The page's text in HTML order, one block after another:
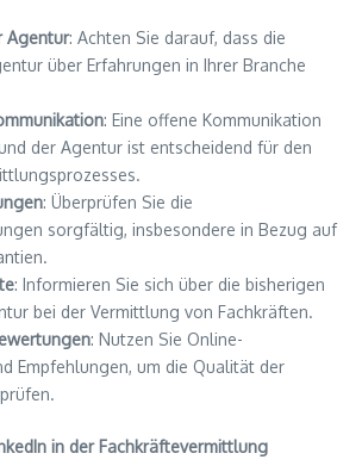
Agentur: Achten Sie darauf, dass die
über Erfahrungen in Ihrer Branche
: Eine offene Kommunikation
der Agentur ist entscheidend für den
: Überprüfen Sie die
sorgfältig, insbesondere in Bezug auf
: Informieren Sie sich über die bisherigen
bei der Vermittlung von Fachkräften.
: Nutzen Sie Online-
Empfehlungen, um die Qualität der
in der Fachkräftevermittlung